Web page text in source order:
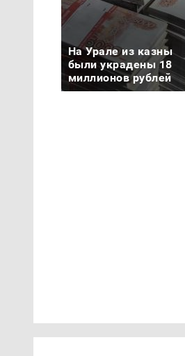
На Урале из казны
были украдены 18
миллионов рублей